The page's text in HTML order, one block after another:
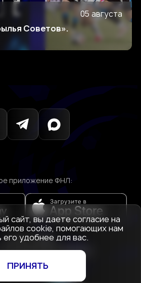
05 августа
Советов».
приложение ФНЛ:
© 1927-2026
клуб Динамо»
Махачкала
сайт, вы даете согласие на
cookie, помогающих нам
его удобнее для вас.
ПРИНЯТЬ